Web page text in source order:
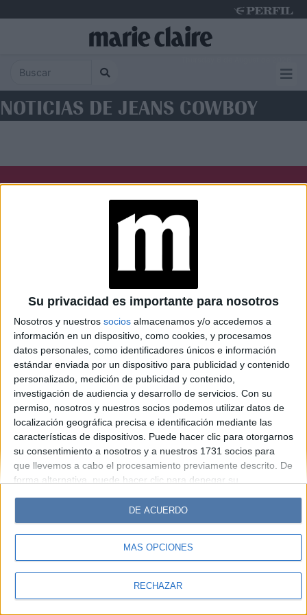
Su privacidad es importante para nosotros
Nosotros y nuestros socios almacenamos y/o accedemos a
información en un dispositivo, como cookies, y procesamos
datos personales, como identificadores únicos e información
estándar enviada por un dispositivo para publicidad y contenido
personalizado, medición de publicidad y contenido,
investigación de audiencia y desarrollo de servicios. Con su
permiso, nosotros y nuestros socios podemos utilizar datos de
localización geográfica precisa e identificación mediante las
características de dispositivos. Puede hacer clic para otorgarnos
su consentimiento a nosotros y a nuestros 1731 socios para
que llevemos a cabo el procesamiento previamente descrito. De
forma alternativa, puede hacer clic para denegar su
cambiar sus preferencias antes de otorgar su consentimiento.
Tenga en cuenta que algún procesamiento de sus datos
personales puede no requerir de su consentimiento, pero usted
tiene el derecho de rechazar tal procesamiento. Sus
sus preferencias o retirar su consentimiento en cualquier
MÁS OPCIONES
RECHAZAR
DE ACUERDO
NOTICIAS DE JEANS COWBOY
Caras Noticias
Weekend Parabrisas
Look
Luz Mía Lunateen Break BATimes
© Perfil.com 2006-2019 - Todos los derechos reservados
Registro de Propiedad Intelectual: Nro. 5346433